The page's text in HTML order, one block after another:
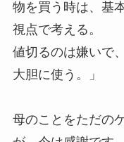
物を買う時は、基
視点で考える。
値切るのは嫌いで
大胆に使う。」
母のことをただの